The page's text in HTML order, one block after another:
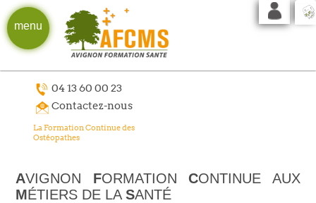
04 13 60 00 23
Contactez-nous
La Formation Continue des
Ostéopathes
menu
AVIGNON FORMATIONCONTINUE AUX
MÉTIERS DE LASANTÉ